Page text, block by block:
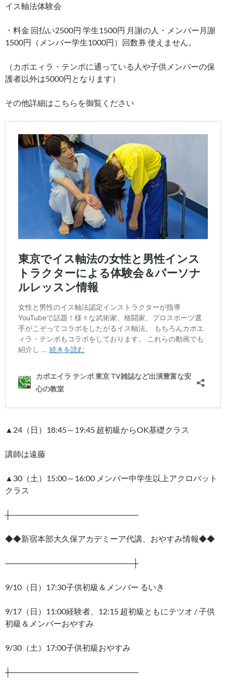
イス軸法体験会
・料金 回払い2500円 学生1500円 月謝の人・メンバー月謝
1500円（メンバー学生1000円）回数券 使えません。
（カポエィラ・テンポに通っている人や子供メンバーの保
護者以外は5000円となります）
その他詳細はこちらを御覧ください
▲24（日）18:45～19:45 超初級からOK基礎クラス
講師は遠藤
▲30（土）15:00～16:00 メンバー中学生以上アクロバット
クラス
┼───────────────────────
◆◆新宿本部大久保アカデミーア代講、おやすみ情報◆◆
───────────────────────┼
9/10（日）17:30子供初級＆メンバー るいき
9/17（日）11:00経験者、12:15 超初級ともにテツオ / 子供
初級＆メンバーおやすみ
9/30（土）17:00子供初級おやすみ
┼───────────────────────